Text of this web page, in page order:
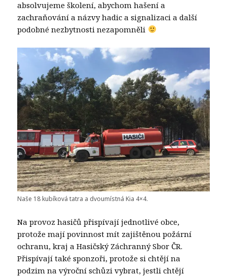
absolvujeme školení, abychom hašení a
zachraňování a názvy hadic a signalizaci a další
podobné nezbytnosti nezapomněli
Naše 18 kubíková tatra a dvoumístná Kia 4×4.
Na provoz hasičů přispívají jednotlivé obce,
protože mají povinnost mít zajištěnou požární
ochranu, kraj a Hasičský Záchranný Sbor ČR.
Přispívají také sponzoři, protože si chtějí na
podzim na výroční schůzi vybrat, jestli chtějí